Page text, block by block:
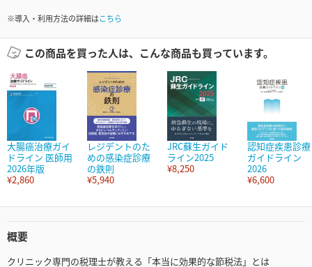
※導入・利用方法の詳細はこちら
この商品を買った人は、こんな商品も買っています。
大腸癌治療ガイ
ドライン 医師用
2026年版
¥2,860
レジデントのた
めの感染症診療
の鉄則
¥5,940
JRC蘇生ガイド
ライン2025
¥8,250
認知症疾患診療
ガイドライン
2026
¥6,600
概要
クリニック専門の税理士が教える「本当に効果的な節税法」とは